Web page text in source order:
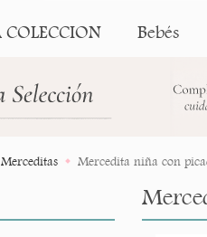
COLECCION Bebés
Merceditas Mercedita niña con